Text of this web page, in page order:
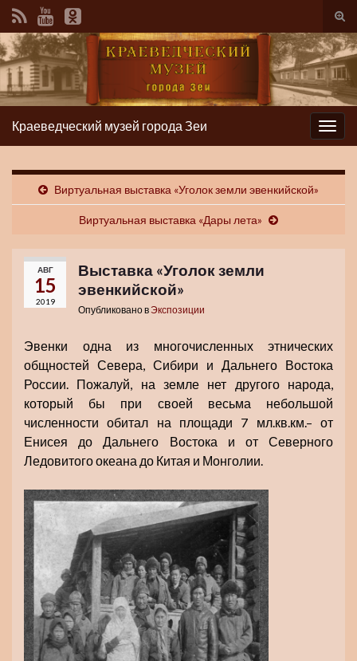
Вкл/
Вкл/
выкл
Краеведческий музей города Зеи
Виртуальная выставка «Уголок земли эвенкийской»
Виртуальная выставка «Дары лета»
АВГ
15
2019
Выставка «Уголок земли
эвенкийской»
Опубликовано вЭкспозиции
Эвенки одна из многочисленных этнических
общностей Севера, Сибири и Дальнего Востока
России. Пожалуй, на земле нет другого народа,
который бы при своей весьма небольшой
численности обитал на площади 7 мл.кв.км.– от
Енисея до Дальнего Востока и от Северного
Ледовитого океана до Китая и Монголии.